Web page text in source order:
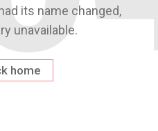
its name changed,
unavailable.
home